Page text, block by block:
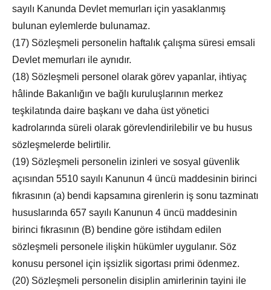
sayılı Kanunda Devlet memurları için yasaklanmış
bulunan eylemlerde bulunamaz.
(17) Sözleşmeli personelin haftalık çalışma süresi emsali
Devlet memurları ile aynıdır.
(18) Sözleşmeli personel olarak görev yapanlar, ihtiyaç
hâlinde Bakanlığın ve bağlı kuruluşlarının merkez
teşkilatında daire başkanı ve daha üst yönetici
kadrolarında süreli olarak görevlendirilebilir ve bu husus
sözleşmelerde belirtilir.
(19) Sözleşmeli personelin izinleri ve sosyal güvenlik
açısından 5510 sayılı Kanunun 4 üncü maddesinin birinci
fıkrasının (a) bendi kapsamına girenlerin iş sonu tazminatı
hususlarında 657 sayılı Kanunun 4 üncü maddesinin
birinci fıkrasının (B) bendine göre istihdam edilen
sözleşmeli personele ilişkin hükümler uygulanır. Söz
konusu personel için işsizlik sigortası primi ödenmez.
(20) Sözleşmeli personelin disiplin amirlerinin tayini ile